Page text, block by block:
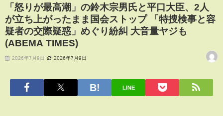
「怒りが最高潮」の鈴木宗男氏と平口大臣、2人
が立ち上がったまま国会ストップ 「特捜検事と容
疑者の交際疑惑」めぐり紛糾 大音量ヤジも
(ABEMA TIMES)
2026年7月9日 2026年7月9日
LINE